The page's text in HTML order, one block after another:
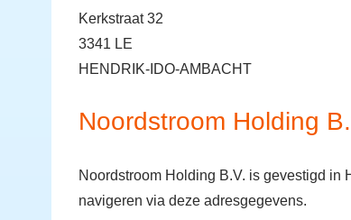
Kerkstraat 32
3341 LE
HENDRIK-IDO-AMBACHT
Noordstroom Holding
Noordstroom Holding B.V. is gevestigd in
navigeren via deze adresgegevens.